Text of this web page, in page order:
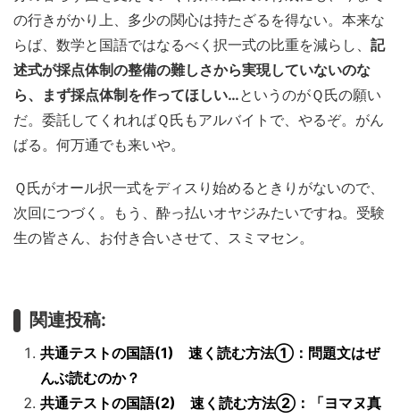
の行きがかり上、多少の関心は持たざるを得ない。本来な
らば、数学と国語ではなるべく択一式の比重を減らし、 記
述式が採点体制の整備の難しさから実現していないのな
ら、まず採点体制を作ってほしい…というのがＱ氏の願い
だ。委託してくれればＱ氏もアルバイトで、やるぞ。がん
ばる。何万通でも来いや。
Ｑ氏がオール択一式をディスり始めるときりがないので、
次回につづく。もう、酔っ払いオヤジみたいですね。受験
生の皆さん、お付き合いさせて、スミマセン。
関連投稿:
共通テストの国語(1) 速く読む方法①：問題文はぜ
んぶ読むのか？
共通テストの国語(2) 速く読む方法②：「ヨマヌ真